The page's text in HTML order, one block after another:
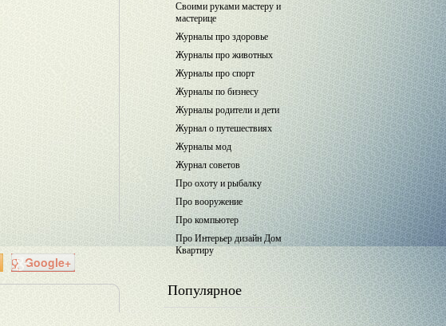
Google+
Своими руками мастеру и
мастерице
Журналы про здоровье
Журналы про животных
Журналы про спорт
Журналы по бизнесу
Журналы родители и дети
Журнал о путешествиях
Журналы мод
Журнал советов
Про охоту и рыбалку
Про вооружение
Про компьютер
Про Интерьер дизайн Дом
Квартиру
Популярное